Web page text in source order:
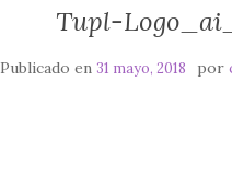
Tupl-
Publicado en 31 mayo, 2018 por